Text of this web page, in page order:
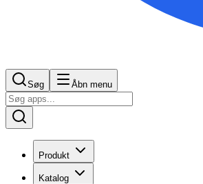
Søg Åbn menu
Produkt
Katalog